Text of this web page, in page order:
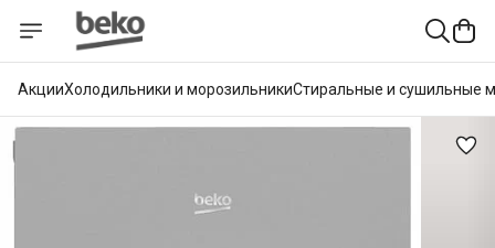
АкцииХолодильники и морозильникиСтиральные и сушильные